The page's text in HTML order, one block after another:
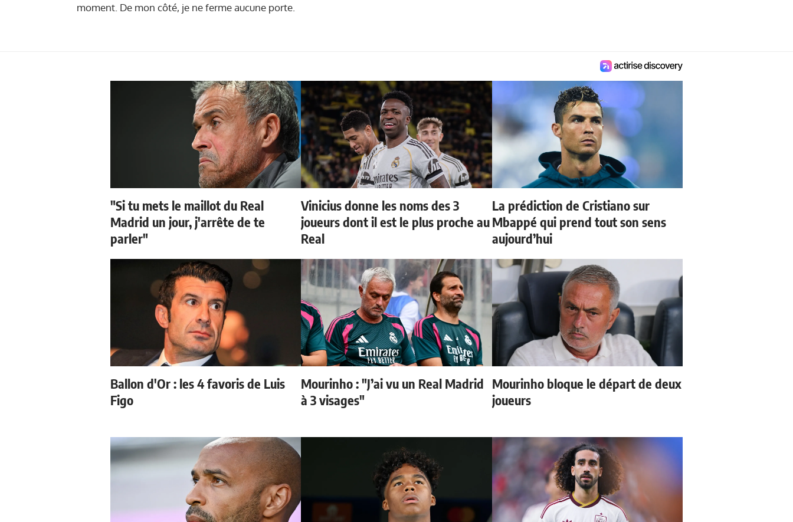
moment. De mon côté, je ne ferme aucune porte.
"Si tu mets le maillot du Real
Madrid un jour, j'arrête de te
parler"
Vinicius donne les noms des 3
joueurs dont il est le plus proche au
Real
La prédiction de Cristiano sur
Mbappé qui prend tout son sens
aujourd’hui
Ballon d'Or : les 4 favoris de Luis
Figo
Mourinho : "J’ai vu un Real Madrid
à 3 visages"
Mourinho bloque le départ de deux
joueurs